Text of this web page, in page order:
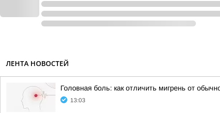
ЛЕНТА НОВОСТЕЙ
Головная боль: как отличить мигрень от
13:03